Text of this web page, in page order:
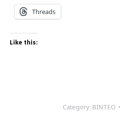
Threads
Like this:
Category: ΒΙΝΤΕΟ